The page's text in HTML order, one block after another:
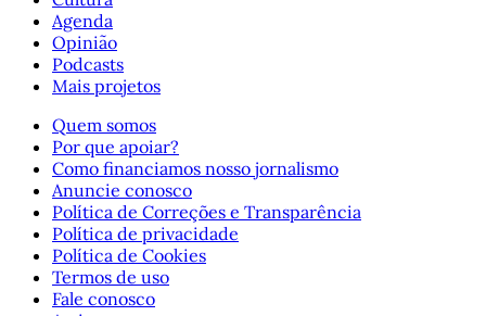
Agenda
Opinião
Podcasts
Mais projetos
Quem somos
Por que apoiar?
Como financiamos nosso jornalismo
Anuncie conosco
Política de Correções e Transparência
Política de privacidade
Política de Cookies
Termos de uso
Fale conosco